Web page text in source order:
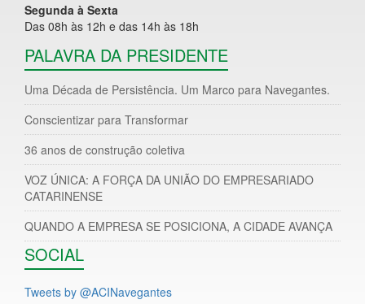
Segunda à Sexta
Das 08h às 12h e das 14h às 18h
PALAVRA DA PRESIDENTE
Uma Década de Persistência. Um Marco para Navegantes.
Conscientizar para Transformar
36 anos de construção coletiva
VOZ ÚNICA: A FORÇA DA UNIÃO DO EMPRESARIADO
CATARINENSE
QUANDO A EMPRESA SE POSICIONA, A CIDADE AVANÇA
SOCIAL
Tweets by @ACINavegantes